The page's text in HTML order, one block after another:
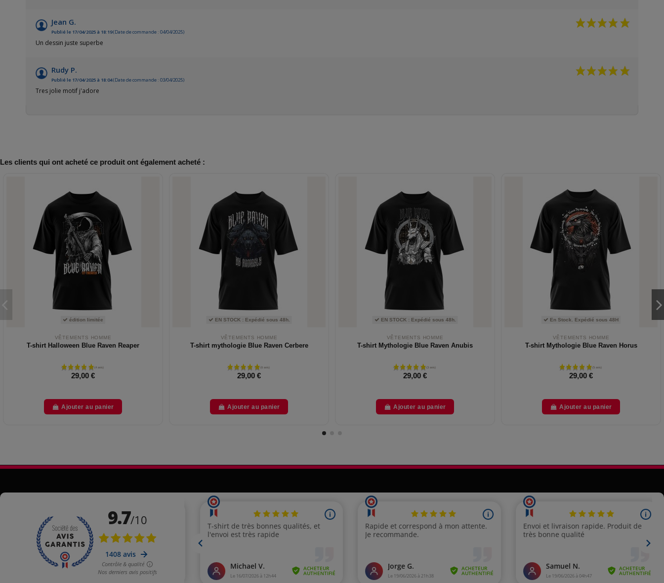
Jean G.
Publié le 17/04/2025 à 18:19(Date de commande : 04/04/2025)
Un dessin juste superbe
Rudy P.
Publié le 17/04/2025 à 18:04(Date de commande : 03/04/2025)
Tres jolie motif j'adore
Les clients qui ont acheté ce produit ont également acheté :
édition limitée
VÊTEMENTS HOMME
T-shirt Halloween Blue Raven Reaper
29,00 €
Ajouter au panier
EN STOCK : Expédié sous 48h.
VÊTEMENTS HOMME
T-shirt mythologie Blue Raven Cerbere
29,00 €
Ajouter au panier
EN STOCK : Expédié sous 48h.
VÊTEMENTS HOMME
T-shirt Mythologie Blue Raven Anubis
29,00 €
Ajouter au panier
En Stock. Expédié sous 48H
VÊTEMENTS HOMME
T-shirt Mythologie Blue Raven Horus
29,00 €
Ajouter au panier